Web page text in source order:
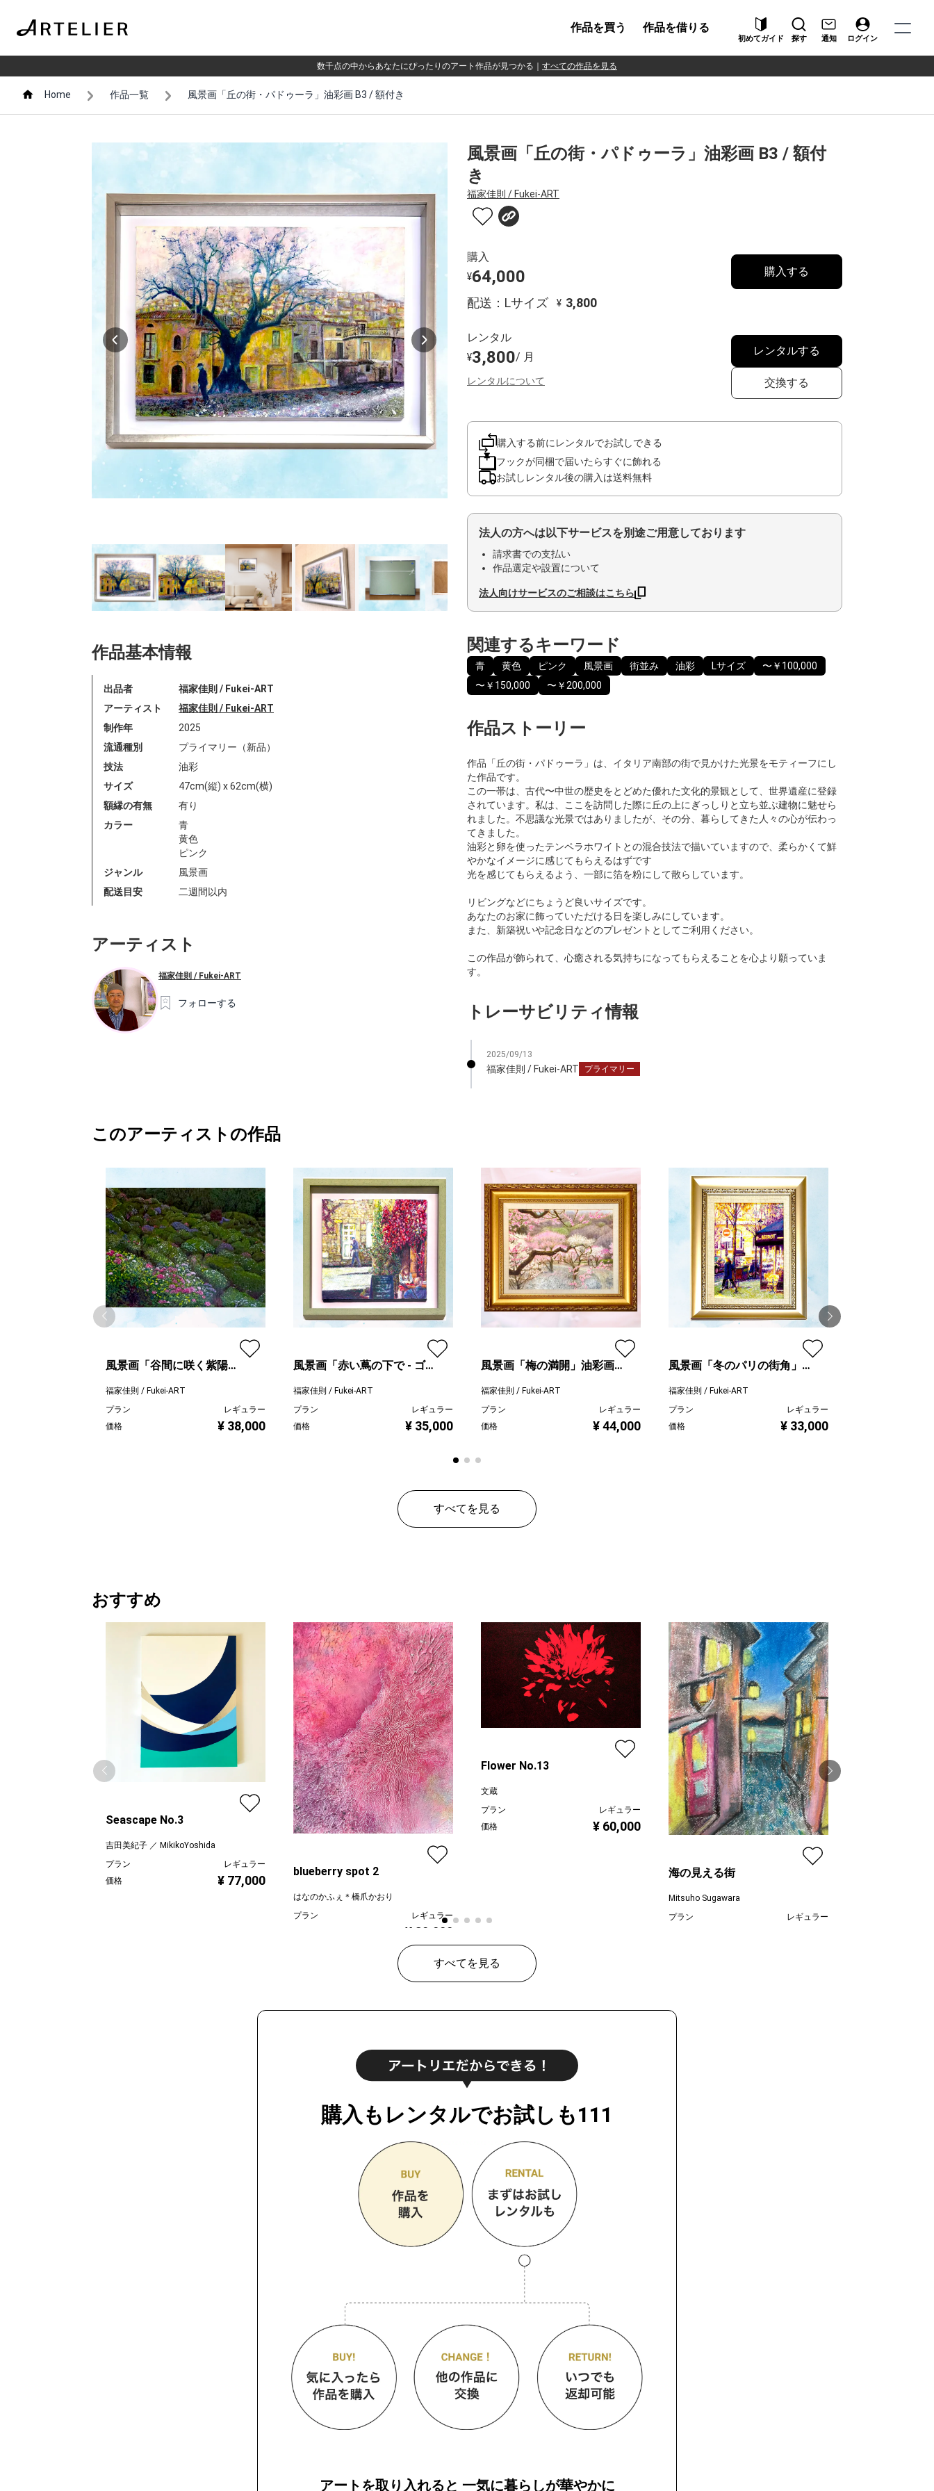
作品を買う 作品を借りる
初めてガイド 探す 通知 ログイン
数千点の中からあなたにぴったりのアート作品が見つかる すべての作品を見る
Home 作品一覧 風景画「丘の街・パドゥーラ」油彩画 B3 / 額付き
作品基本情報
出品者
福家佳則 / Fukei-ART
アーティスト
福家佳則 / Fukei-ART
制作年
2025
流通種別
プライマリー（新品）
技法
油彩
サイズ
47cm(縦) x 62cm(横)
額縁の有無
有り
カラー
青
黄色
ピンク
ジャンル
風景画
配送目安
二週間以内
アーティスト
福家佳則 / Fukei-ART
フォローする
風景画「丘の街・パドゥーラ」油彩画 B3 / 額付
き
福家佳則 / Fukei-ART
購入
¥64,000
配送：Lサイズ ¥ 3,800
購入する
レンタル
¥3,800/ 月
レンタルについて
レンタルする
交換する
購入する前にレンタルでお試しできる
フックが同梱で届いたらすぐに飾れる
お試しレンタル後の購入は送料無料
法人の方へは以下サービスを別途ご用意しております
請求書での支払い
作品選定や設置について
法人向けサービスのご相談はこちら
関連するキーワード
青 黄色 ピンク 風景画 街並み 油彩 Lサイズ
〜￥100,000
〜￥150,000
〜￥200,000
作品ストーリー
作品「丘の街・パドゥーラ」は、イタリア南部の街で見かけた光景をモティーフにし
た作品です。
この一帯は、古代〜中世の歴史をとどめた優れた文化的景観として、世界遺産に登録
されています。私は、ここを訪問した際に丘の上にぎっしりと立ち並ぶ建物に魅せら
れました。不思議な光景ではありましたが、その分、暮らしてきた人々の心が伝わっ
てきました。
油彩と卵を使ったテンペラホワイトとの混合技法で描いていますので、柔らかくて鮮
やかなイメージに感じてもらえるはずです
光を感じてもらえるよう、一部に箔を粉にして散らしています。
リビングなどにちょうど良いサイズです。
あなたのお家に飾っていただける日を楽しみにしています。
また、新築祝いや記念日などのプレゼントとしてご利用ください。
この作品が飾られて、心癒される気持ちになってもらえることを心より願っていま
す。
トレーサビリティ情報
2025/09/13
福家佳則 / Fukei-ART プライマリー
このアーティストの作品
風景画「谷間に咲く紫陽
福家佳則 / Fukei-ART
プラン
レギュラー
価格
¥ 38,000
風景画「赤い蔦の下で - ゴル
福家佳則 / Fukei-ART
プラン
レギュラー
価格
¥ 35,000
風景画「梅の満開」油彩画
福家佳則 / Fukei-ART
プラン
レギュラー
価格
¥ 44,000
風景画「冬のパリの街角」
面）
福家佳則 / Fukei-ART
プラン
レギュラー
価格
¥ 33,000
すべてを見る
おすすめ
Seascape No.3
吉田美紀子 ／ MikikoYoshida
プラン
レギュラー
価格
¥ 77,000
blueberry spot 2
はなのかふぇ＊橋爪かおり
プラン
レギュラー
¥ 30,000
Flower No.13
文蔵
プラン
レギュラー
価格
¥ 60,000
海の見える街
Mitsuho Sugawara
プラン
レギュラー
すべてを見る
購入もレンタルでお試しも111
アートを取り入れると 一気に暮らしが華やかに